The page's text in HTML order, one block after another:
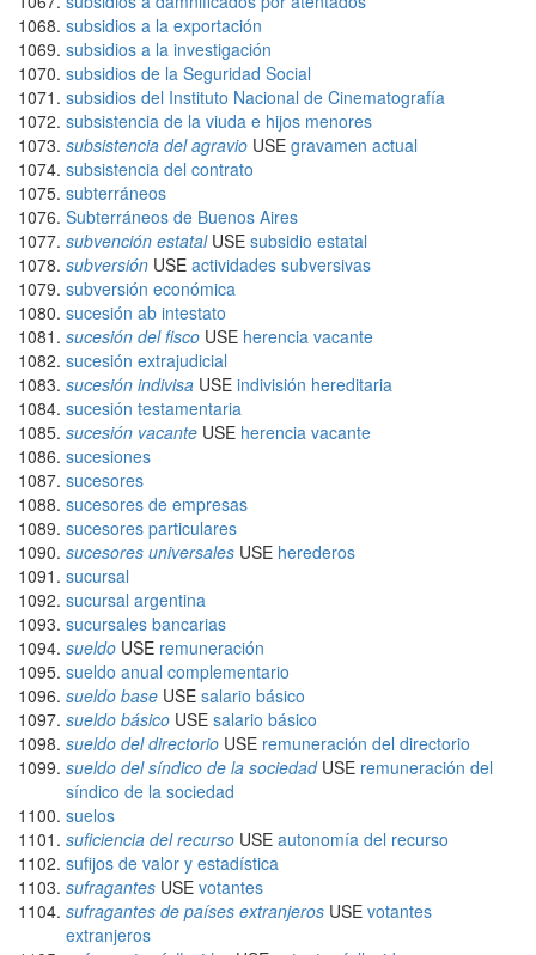
subsidios a la exportación
subsidios a la investigación
subsidios de la Seguridad Social
subsidios del Instituto Nacional de Cinematografía
subsistencia de la viuda e hijos menores
subsistencia del agravio USE gravamen actual
subsistencia del contrato
subterráneos
Subterráneos de Buenos Aires
subvención estatalUSE subsidio estatal
subversión USE actividades subversivas
subversión económica
sucesión ab intestato
sucesión del fisco USE herencia vacante
sucesión extrajudicial
sucesión indivisa USE indivisión hereditaria
sucesión testamentaria
sucesión vacante USE herencia vacante
sucesiones
sucesores
sucesores de empresas
sucesores particulares
sucesores universales USE herederos
sucursal
sucursal argentina
sucursales bancarias
sueldo USE remuneración
sueldo anual complementario
sueldo base USE salario básico
sueldo básico USE salario básico
sueldo del directorio USE remuneración del directorio
sueldo del síndico de la sociedadUSE remuneración del
síndico de la sociedad
suelos
suficiencia del recurso USE autonomía del recurso
sufijos de valor y estadística
sufragantes USE votantes
sufragantes de países extranjeros USE votantes
extranjeros